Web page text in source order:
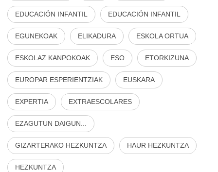
EDUCACIÓN INFANTIL EDUCACIÓN INFANTIL
EGUNEKOAK ELIKADURA ESKOLA ORTUA
ESKOLAZ KANPOKOAK ESO ETORKIZUNA
EUROPAR ESPERIENTZIAK EUSKARA
EXPERTIA EXTRAESCOLARES
EZAGUTUN DAIGUN...
GIZARTERAKO HEZKUNTZA HAUR HEZKUNTZA
HEZKUNTZA